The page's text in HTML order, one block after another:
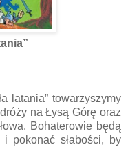
latania” towarzyszymy
na Łysą Górę oraz
Bohaterowie będą
pokonać słabości, by